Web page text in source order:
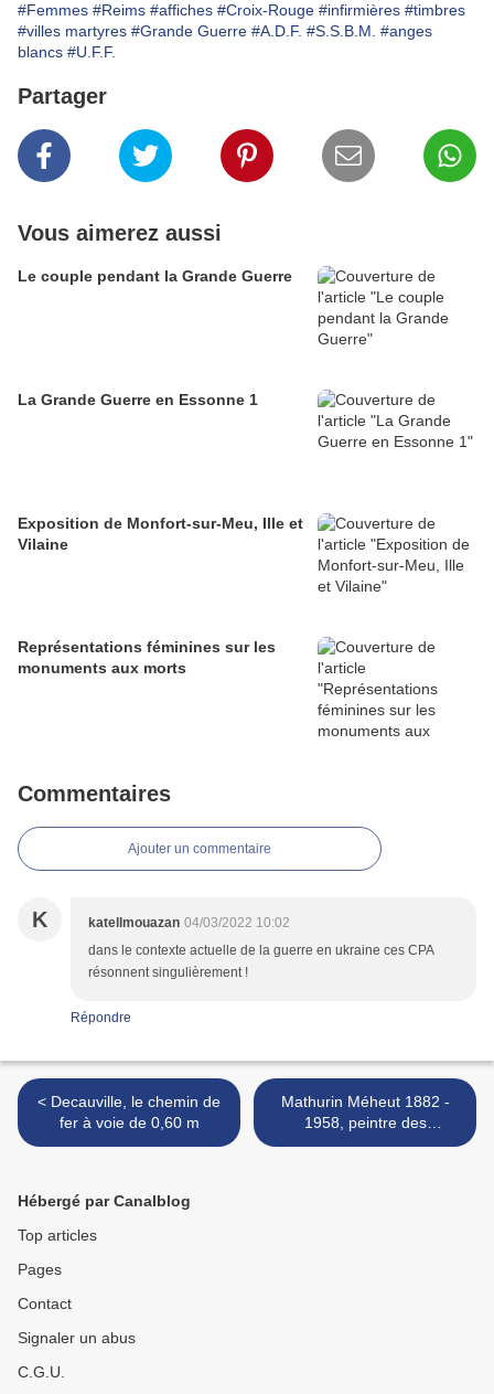
#Femmes #Reims #affiches #Croix-Rouge #infirmières #timbres
#villes martyres #Grande Guerre #A.D.F. #S.S.B.M. #anges
blancs #U.F.F.
Partager
Vous aimerez aussi
Le couple pendant la Grande Guerre
La Grande Guerre en Essonne 1
Exposition de Monfort-sur-Meu, Ille et
Vilaine
Représentations féminines sur les
monuments aux morts
Commentaires
Ajouter un commentaire
K katellmouazan 04/03/2022 10:02
dans le contexte actuelle de la guerre en ukraine ces CPA
résonnent singulièrement !
Répondre
< Decauville, le chemin de
fer à voie de 0,60 m
Mathurin Méheut 1882 -
1958, peintre des
tranchées. >
Hébergé par Canalblog
Top articles
Pages
Contact
Signaler un abus
C.G.U.